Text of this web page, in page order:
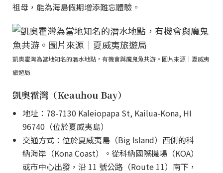
祖母，能為海島假期增添難忘體驗。
凱奧霍灣為當地知名的潛水地點，有機會與魔鬼魚共游。圖片來源｜夏威夷
旅遊局
凱奧霍灣（Keauhou Bay）
地址：78-7130 Kaleiopapa St, Kailua-Kona, HI
96740（位於夏威夷島）
交通方式：位於夏威夷島（Big Island）西側的科
納海岸（Kona Coast）。從科納國際機場（KOA）
或市中心出發，沿 11 號公路（Route 11）南下，